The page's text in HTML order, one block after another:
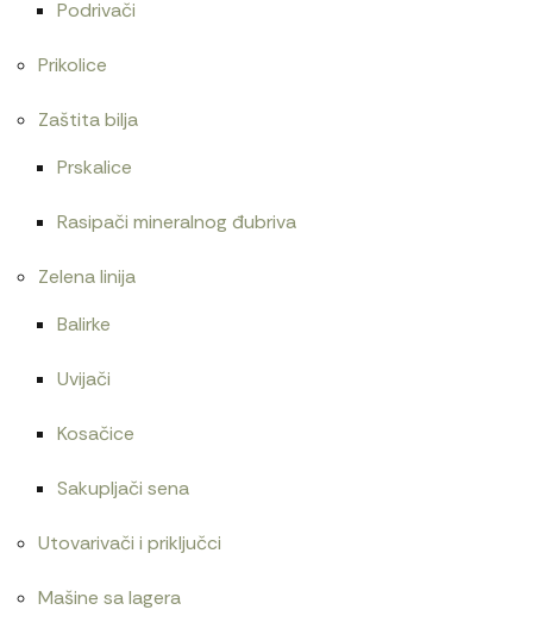
Podrivači
Prikolice
Zaštita bilja
Prskalice
Rasipači mineralnog đubriva
Zelena linija
Balirke
Uvijači
Kosačice
Sakupljači sena
Utovarivači i priključci
Mašine sa lagera